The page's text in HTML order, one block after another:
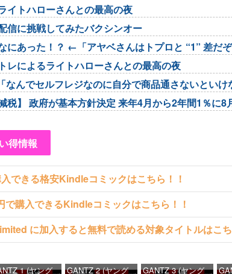
イトハローさんとの最高の夜
信に挑戦してみたバクシンオー
にあった！？ ←「アヤベさんはトプロと “1” 差だぞ
レによるライトハローさんとの最高の夜
なんでセルフレジなのに自分で商品通さないといけ
税】 政府が基本方針決定 来年4月から2年間1％に8
得情報
できる格安Kindleコミックはこちら！！
で購入できるKindleコミックはこちら！！
に加入すると無料で読める対象タイトルはこち
1 (ヤング
GANTZ 2 (ヤング
GANTZ 3 (ヤング